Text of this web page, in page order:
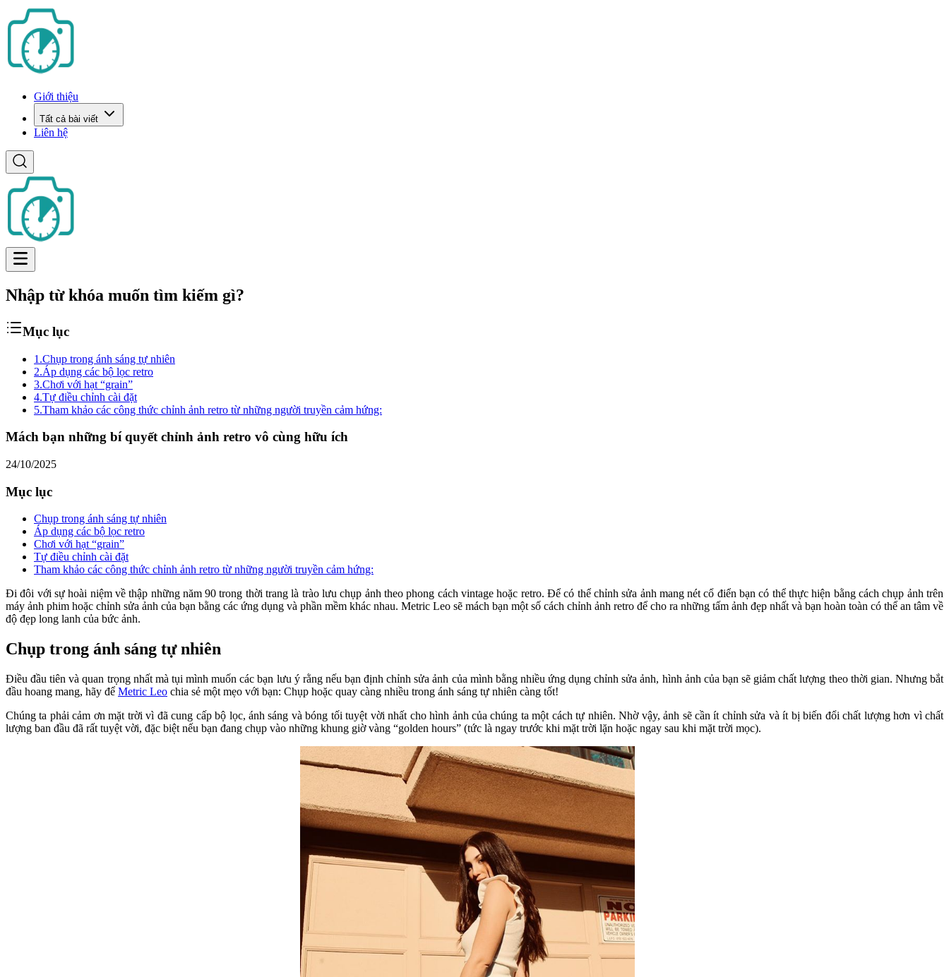
Giới thiệu
Tất cả bài viết
Liên hệ
Nhập từ khóa muốn tìm kiếm gì?
Mục lục
1.Chụp trong ánh sáng tự nhiên
2.Áp dụng các bộ lọc retro
3.Chơi với hạt “grain”
4.Tự điều chỉnh cài đặt
5.Tham khảo các công thức chỉnh ảnh retro từ những người truyền cảm hứng:
Mách bạn những bí quyết chỉnh ảnh retro vô cùng hữu ích
24/10/2025
Mục lục
Chụp trong ánh sáng tự nhiên
Áp dụng các bộ lọc retro
Chơi với hạt “grain”
Tự điều chỉnh cài đặt
Tham khảo các công thức chỉnh ảnh retro từ những người truyền cảm hứng:
Đi đôi với sự hoài niệm về thập những năm 90 trong thời trang là trào lưu chụp ảnh theo phong cách vintage hoặc retro. Để có thể chỉnh sửa ảnh mang nét cổ điển bạn có thể thực hiện bằng cách chụp ảnh trên
máy ảnh phim hoặc chỉnh sửa ảnh của bạn bằng các ứng dụng và phần mềm khác nhau. Metric Leo sẽ mách bạn một số cách chỉnh ảnh retro để cho ra những tấm ảnh đẹp nhất và bạn hoàn toàn có thể an tâm về
độ đẹp long lanh của bức ảnh.
Chụp trong ánh sáng tự nhiên
Điều đầu tiên và quan trọng nhất mà tụi mình muốn các bạn lưu ý rằng nếu bạn định chỉnh sửa ảnh của mình bằng nhiều ứng dụng chỉnh sửa ảnh, hình ảnh của bạn sẽ giảm chất lượng theo thời gian. Nhưng bắt
đầu hoang mang, hãy để Metric Leo chia sẻ một mẹo với bạn: Chụp hoặc quay càng nhiều trong ánh sáng tự nhiên càng tốt!
Chúng ta phải cảm ơn mặt trời vì đã cung cấp bộ lọc, ánh sáng và bóng tối tuyệt vời nhất cho hình ảnh của chúng ta một cách tự nhiên. Nhờ vậy, ảnh sẽ cần ít chỉnh sửa và ít bị biến đổi chất lượng hơn vì chất
lượng ban đầu đã rất tuyệt vời, đặc biệt nếu bạn đang chụp vào những khung giờ vàng “golden hours” (tức là ngay trước khi mặt trời lặn hoặc ngay sau khi mặt trời mọc).